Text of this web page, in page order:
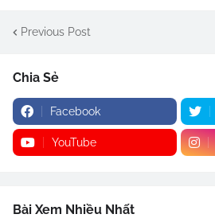
Previous Post
Chia Sẻ
Facebook
YouTube
Bài Xem Nhiều Nhất